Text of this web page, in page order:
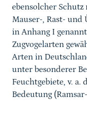
ebensolcher
Mauser-, Rast-
in Anhang I
Zugvogelarten
Arten in
unter besonderer
Feuchtgebiete, v.
Bedeutung